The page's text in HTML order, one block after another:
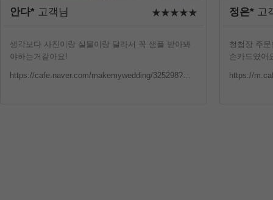
안다* 고객님
생각보다 사진이랑 실물이랑 달라서 꼭 샘플 받아봐
야하는거같아요!
https://cafe.naver.com/makemywedding/325298?boardType=L
정은* 고
청첩장 주
손카드였어